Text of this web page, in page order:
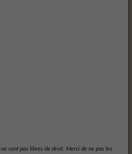
sont pas libres de droit. Merci de ne pas les